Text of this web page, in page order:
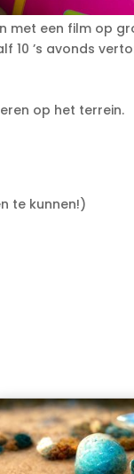
met een film op
10 ’s avonds
op het terrein.
te kunnen!)